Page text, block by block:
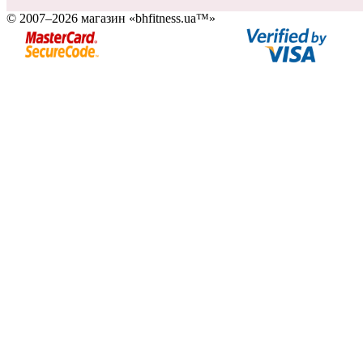
© 2007–2026 магазин «bhfitness.ua™»